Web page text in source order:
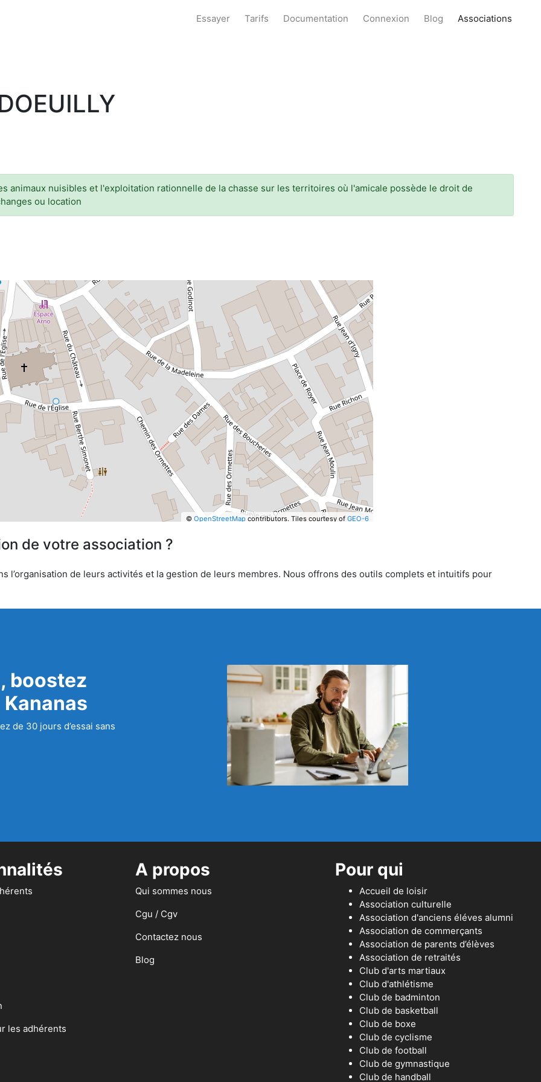
Essayer Tarifs Documentation Connexion Blog Associations
animaux nuisibles et l'exploitation rationnelle de la chasse sur les territoires où l'amicale possède le droit de
ou location
© OpenStreetMapcontributors. Tiles courtesy of GEO-6
de votre association ?
l’organisation de leurs activités et la gestion de leurs membres. Nous offrons des outils complets et intuitifs pour
boostez
de 30 jours d’essai sans
les adhérents
A propos
Qui sommes nous
Cgu / Cgv
Contactez nous
Blog
Pour qui
Accueil de loisir
Association culturelle
Association d'anciens éléves alumni
Association de commerçants
Association de parents d’élèves
Association de retraités
Club d'arts martiaux
Club d'athlétisme
Club de badminton
Club de basketball
Club de boxe
Club de cyclisme
Club de football
Club de gymnastique
Club de handball